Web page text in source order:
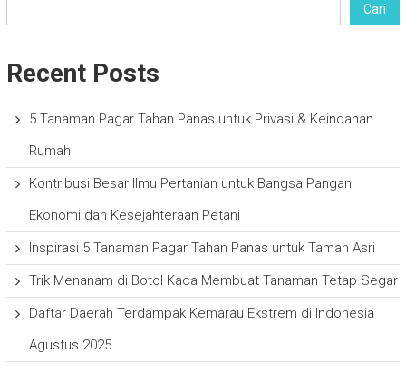
Cari
Recent Posts
5 Tanaman Pagar Tahan Panas untuk Privasi & Keindahan
Rumah
Kontribusi Besar Ilmu Pertanian untuk Bangsa Pangan
Ekonomi dan Kesejahteraan Petani
Inspirasi 5 Tanaman Pagar Tahan Panas untuk Taman Asri
Trik Menanam di Botol Kaca Membuat Tanaman Tetap Segar
Daftar Daerah Terdampak Kemarau Ekstrem di Indonesia
Agustus 2025